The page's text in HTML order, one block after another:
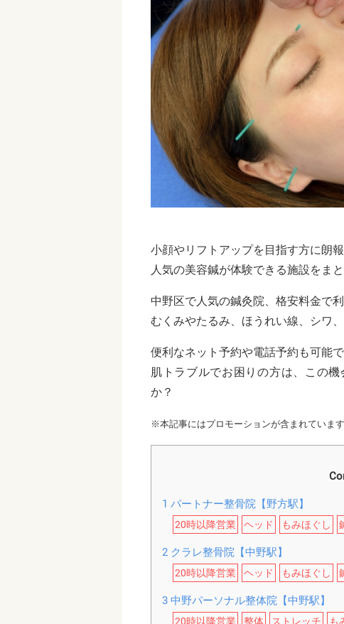
小顔やリフトアップを目指す方に朗報
人気の美容鍼が体験できる施設をま
中野区で人気の鍼灸院、格安料金で
むくみやたるみ、ほうれい線、シワ
便利なネット予約や電話予約も可能
肌トラブルでお困りの方は、この
か？
※本記事にはプロモーションが含まれています
1 パートナー整骨院【野方駅】
20時以降営業 ヘッド もみほぐし
2クラレ整骨院【中野駅】
20時以降営業 ヘッド もみほぐし
3中野パーソナル整体院【中野駅】
20時以降営業 整体 ストレッチ も